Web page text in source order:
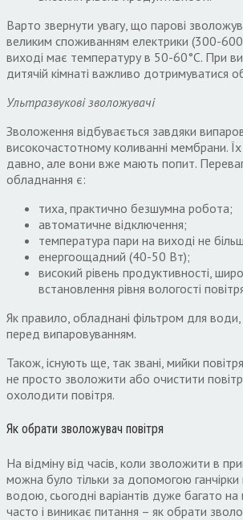
Варто звернути увагу, що парові
великим споживанням електрики (300-600
виході має температуру в 50-60°С. При
дитячій кімнаті важливо дотримуватися
Ультразвукові зволожувачі
Зволоження відбувається завдяки
високочастотному коливанні мембрани.
давно, але вони вже мають попит.
обладнання є:
тиха, практично безшумна робота;
автоматичне відключення;
температура пари на виході не
енергоощадний (40-50 Вт);
високий рівень продуктивності,
встановлення рівня вологості
Як правило, обладнані фільтром для води,
перед випаровуванням.
Також, існують ще, так звані, мийки
не просто зволожити або очистити
охолодити повітря.
Як обрати зволожувач повітря
На відміну від часів коли зволожити в
можна було тільки за допомогою ганчірки
водою сьогодні варіантів дуже багато на
часто і виникає питання – як обрати